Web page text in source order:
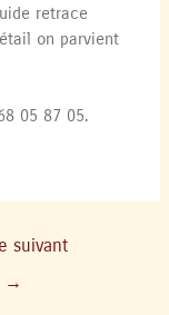
retrace
on parvient
05 87 05.
suivant
→